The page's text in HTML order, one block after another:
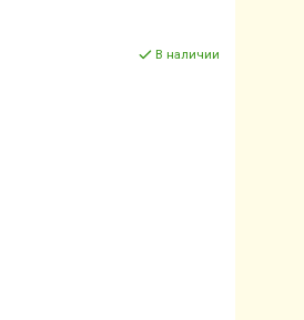
В наличии